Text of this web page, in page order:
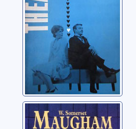
Mr. Ashenden: et
autres nouvelles: